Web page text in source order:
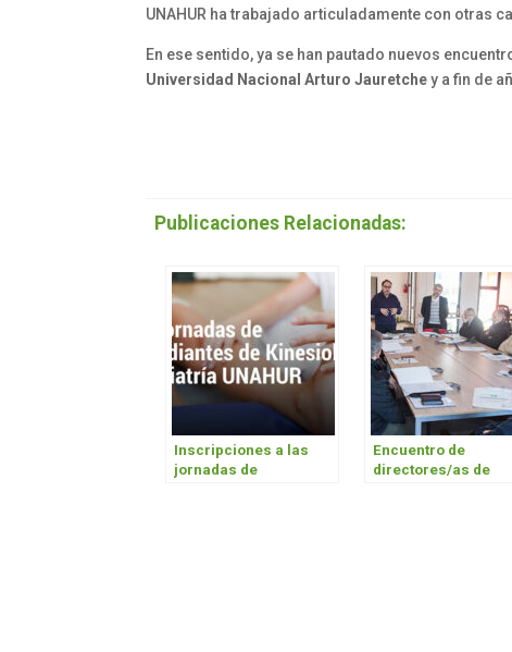
UNAHUR ha trabajado articuladamente con otras
En ese sentido, ya se han pautado nuevos
Universidad Nacional Arturo Jauretchey a fin de
Publicaciones Relacionadas:
Inscripciones a las
jornadas de
Encuentro de
directores/as de